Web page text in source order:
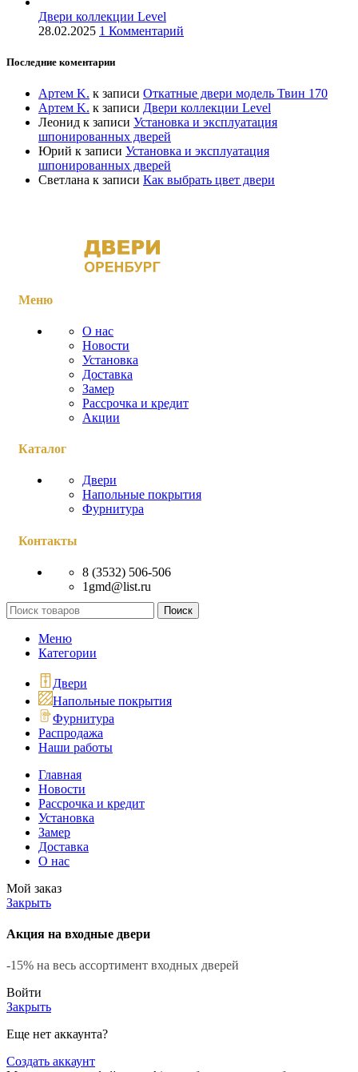
Двери коллекции Level
28.02.2025 1 Комментарий
Последние коментарии
Артем K. к записи Откатные двери модель Твин 170
Артем K. к записи Двери коллекции Level
Леонид к записи Установка и эксплуатация
шпонированных дверей
Юрий к записи Установка и эксплуатация
шпонированных дверей
Светлана к записи Как выбрать цвет двери
Меню
О нас
Новости
Установка
Доставка
Замер
Рассрочка и кредит
Акции
Каталог
Двери
Напольные покрытия
Фурнитура
Контакты
8 (3532) 506-506
1gmd@list.ru
Поиск
Меню
Категории
Двери
Напольные покрытия
Фурнитура
Распродажа
Наши работы
Главная
Новости
Рассрочка и кредит
Установка
Замер
Доставка
О нас
Мой заказ
Закрыть
Акция на входные двери
-15% на весь ассортимент входных дверей
Войти
Закрыть
Еще нет аккаунта?
Создать аккаунт